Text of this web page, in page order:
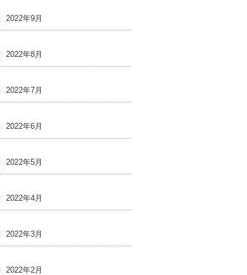
2022年9月
2022年8月
2022年7月
2022年6月
2022年5月
2022年4月
2022年3月
2022年2月